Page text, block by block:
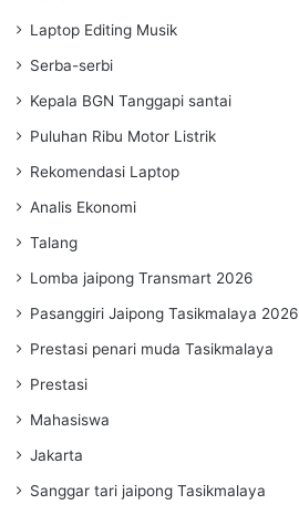
Laptop Editing Musik
Serba-serbi
Kepala BGN Tanggapi santai
Puluhan Ribu Motor Listrik
Rekomendasi Laptop
Analis Ekonomi
Talang
Lomba jaipong Transmart 2026
Pasanggiri Jaipong Tasikmalaya 2026
Prestasi penari muda Tasikmalaya
Prestasi
Mahasiswa
Jakarta
Sanggar tari jaipong Tasikmalaya